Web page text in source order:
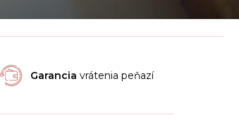
Garancia vrátenia peňazí